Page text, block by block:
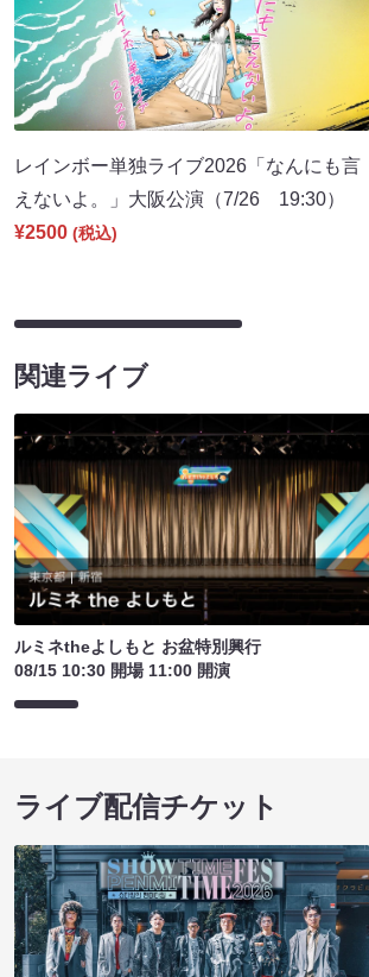
レインボー単独ライブ2026「なんにも言
えないよ。」大阪公演（7/26 19:30）
¥2500 (税込)
関連ライブ
ルミネtheよしもと お盆特別興行
08/15 10:30 開場 11:00 開演
ライブ配信チケット